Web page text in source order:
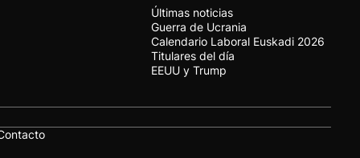
Últimas noticias
Guerra de Ucrania
Calendario Laboral Euskadi 2026
Titulares del día
EEUU y Trump